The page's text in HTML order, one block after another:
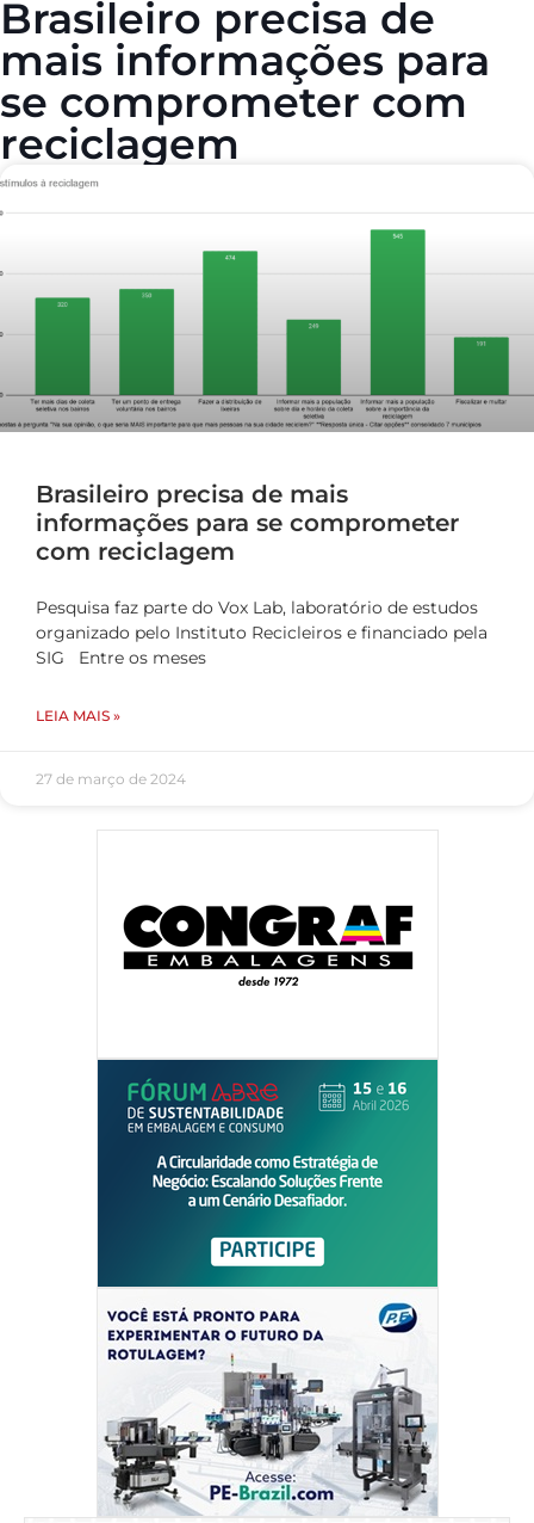
Brasileiro precisa de
mais informações para
se comprometer com
reciclagem
Brasileiro precisa de mais
informações para se comprometer
com reciclagem
Pesquisa faz parte do Vox Lab, laboratório de estudos
organizado pelo Instituto Recicleiros e financiado pela
SIG Entre os meses
LEIA MAIS »
27 de março de 2024